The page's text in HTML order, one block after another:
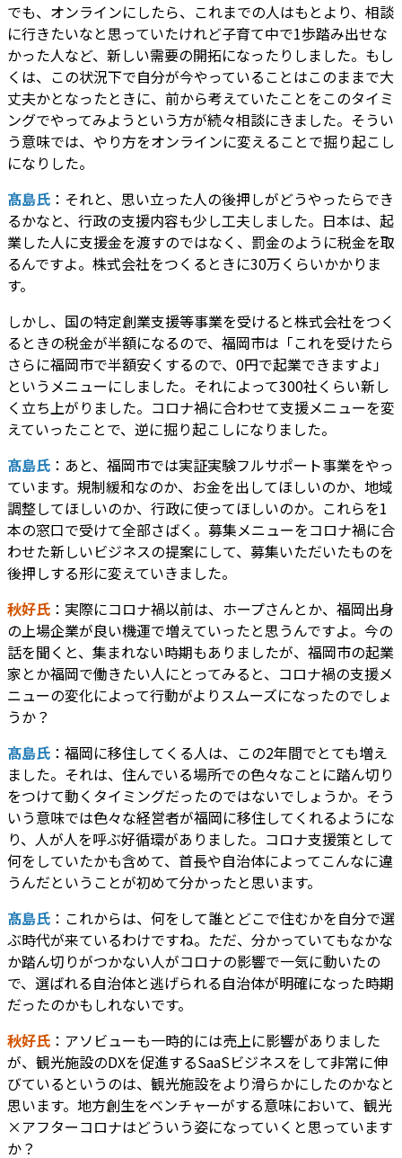
でも、オンラインにしたら、これまでの人はもとより、相談
に行きたいなと思っていたけれど子育て中で1歩踏み出せな
かった人など、新しい需要の開拓になったりしました。もし
くは、この状況下で自分が今やっていることはこのままで大
丈夫かとなったときに、前から考えていたことをこのタイミ
ングでやってみようという方が続々相談にきました。そうい
う意味では、やり方をオンラインに変えることで掘り起こし
になりした。
髙島氏 ：それと、思い立った人の後押しがどうやったらでき
るかなと、行政の支援内容も少し工夫しました。日本は、起
業した人に支援金を渡すのではなく、罰金のように税金を取
るんですよ。株式会社をつくるときに30万くらいかかりま
す。
しかし、国の特定創業支援等事業を受けると株式会社をつく
るときの税金が半額になるので、福岡市は「これを受けたら
さらに福岡市で半額安くするので、0円で起業できますよ」
というメニューにしました。それによって300社くらい新し
く立ち上がりました。コロナ禍に合わせて支援メニューを変
えていったことで、逆に掘り起こしになりました。
髙島氏 ：あと、福岡市では実証実験フルサポート事業をやっ
ています。規制緩和なのか、お金を出してほしいのか、地域
調整してほしいのか、行政に使ってほしいのか。これらを1
本の窓口で受けて全部さばく。募集メニューをコロナ禍に合
わせた新しいビジネスの提案にして、募集いただいたものを
後押しする形に変えていきました。
秋好氏 ：実際にコロナ禍以前は、ホープさんとか、福岡出身
の上場企業が良い機運で増えていったと思うんですよ。今の
話を聞くと、集まれない時期もありましたが、福岡市の起業
家とか福岡で働きたい人にとってみると、コロナ禍の支援メ
ニューの変化によって行動がよりスムーズになったのでしょ
うか？
髙島氏 ：福岡に移住してくる人は、この2年間でとても増え
ました。それは、住んでいる場所での色々なことに踏ん切り
をつけて動くタイミングだったのではないでしょうか。そう
いう意味では色々な経営者が福岡に移住してくれるようにな
り、人が人を呼ぶ好循環がありました。コロナ支援策として
何をしていたかも含めて、首長や自治体によってこんなに違
うんだということが初めて分かったと思います。
髙島氏 ：これからは、何をして誰とどこで住むかを自分で選
ぶ時代が来ているわけですね。ただ、分かっていてもなかな
か踏ん切りがつかない人がコロナの影響で一気に動いたの
で、選ばれる自治体と逃げられる自治体が明確になった時期
だったのかもしれないです。
秋好氏 ：アソビューも一時的には売上に影響がありました
が、観光施設のDXを促進するSaaSビジネスをして非常に伸
びているというのは、観光施設をより滑らかにしたのかなと
思います。地方創生をベンチャーがする意味において、観光
×アフターコロナはどういう姿になっていくと思っています
か？